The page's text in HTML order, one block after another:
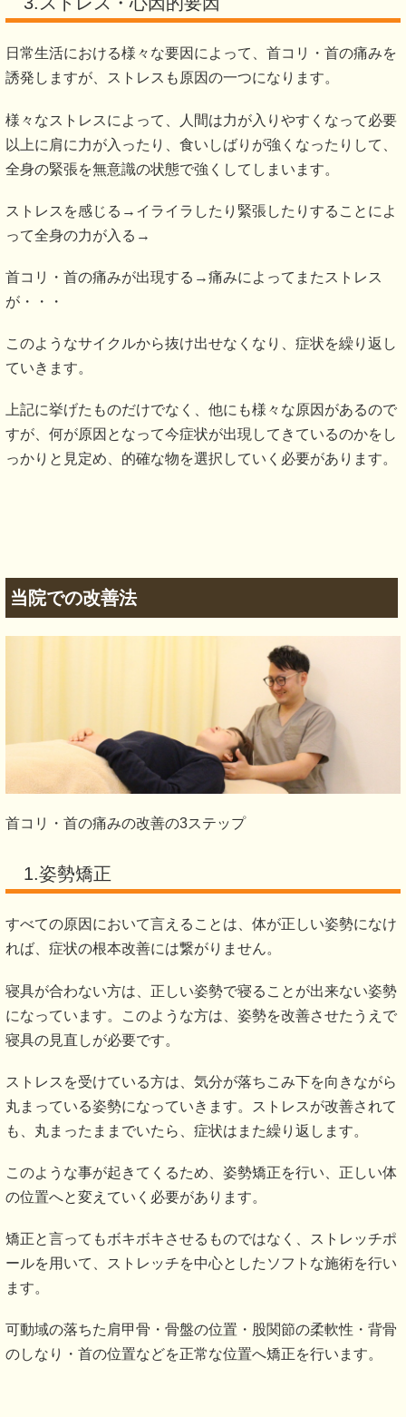
日常生活における様々な要因によって、首コリ・首の痛みを
誘発しますが、ストレスも原因の一つになります。
様々なストレスによって、人間は力が入りやすくなって必要
以上に肩に力が入ったり、食いしばりが強くなったりして、
全身の緊張を無意識の状態で強くしてしまいます。
ストレスを感じる→イライラしたり緊張したりすることによ
って全身の力が入る→
首コリ・首の痛みが出現する→痛みによってまたストレス
が・・・
このようなサイクルから抜け出せなくなり、症状を繰り返し
ていきます。
上記に挙げたものだけでなく、他にも様々な原因があるので
すが、何が原因となって今症状が出現してきているのかをし
っかりと見定め、的確な物を選択していく必要があります。
当院での改善法
首コリ・首の痛みの改善の3ステップ
1.姿勢矯正
すべての原因において言えることは、体が正しい姿勢になけ
れば、症状の根本改善には繋がりません。
寝具が合わない方は、正しい姿勢で寝ることが出来ない姿勢
になっています。このような方は、姿勢を改善させたうえで
寝具の見直しが必要です。
ストレスを受けている方は、気分が落ちこみ下を向きながら
丸まっている姿勢になっていきます。ストレスが改善されて
も、丸まったままでいたら、症状はまた繰り返します。
このような事が起きてくるため、姿勢矯正を行い、正しい体
の位置へと変えていく必要があります。
矯正と言ってもボキボキさせるものではなく、ストレッチポ
ールを用いて、ストレッチを中心としたソフトな施術を行い
ます。
可動域の落ちた肩甲骨・骨盤の位置・股関節の柔軟性・背骨
のしなり・首の位置などを正常な位置へ矯正を行います。